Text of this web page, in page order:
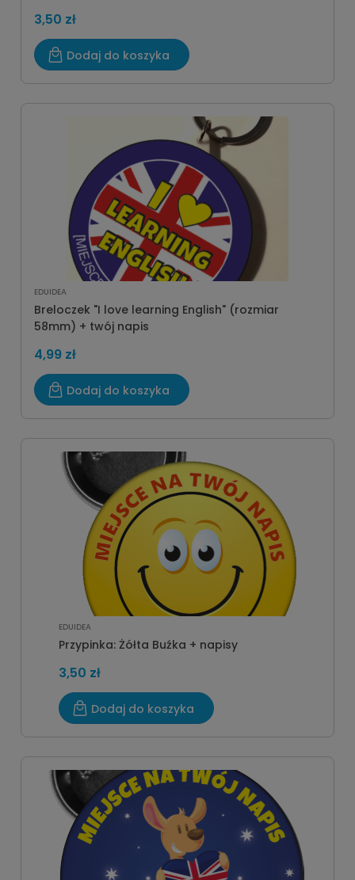
3,50 zł
Dodaj do koszyka
EDUIDEA
Breloczek "I love learning English" (rozmiar
58mm) + twój napis
4,99 zł
Dodaj do koszyka
EDUIDEA
Przypinka: Żółta Buźka + napisy
3,50 zł
Dodaj do koszyka